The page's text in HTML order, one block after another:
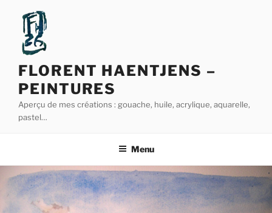
contenu
principal
FLORENT HAENTJENS –
PEINTURES
Aperçu de mes créations : gouache, huile, acrylique, aquarelle,
pastel…
Menu